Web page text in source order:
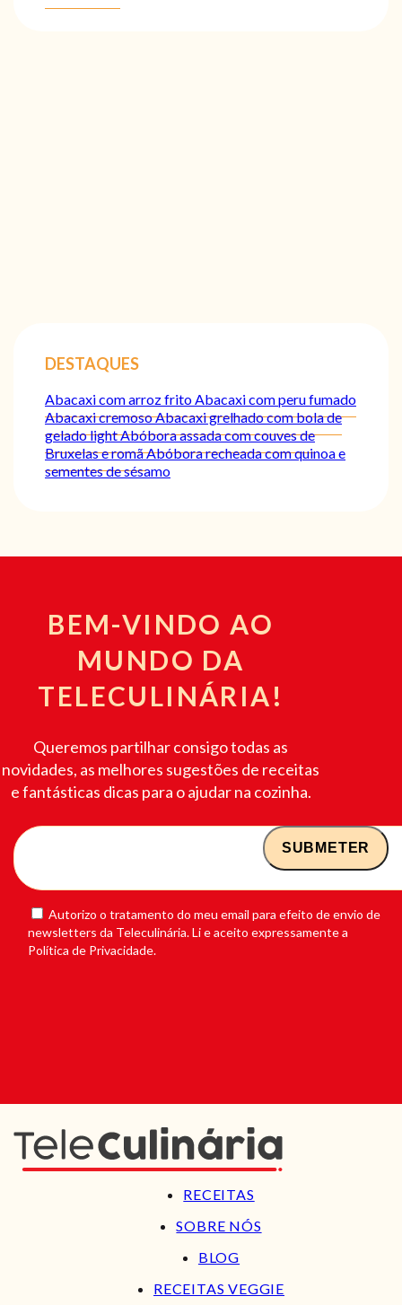
DESTAQUES
Abacaxi com arroz fritoAbacaxi com peru fumado
Abacaxi cremosoAbacaxi grelhado com bola de
gelado lightAbóbora assada com couves de
Bruxelas e romãAbóbora recheada com quinoa e
sementes de sésamo
BEM-VINDO AO
MUNDO DA
TELECULINÁRIA!
Queremos partilhar consigo todas as
novidades, as melhores sugestões de receitas
e fantásticas dicas para o ajudar na cozinha.
Autorizo o tratamento do meu email para efeito de envio de
newsletters da Teleculinária. Li e aceito expressamente a
Política de Privacidade.
RECEITAS
SOBRE NÓS
BLOG
RECEITAS VEGGIE